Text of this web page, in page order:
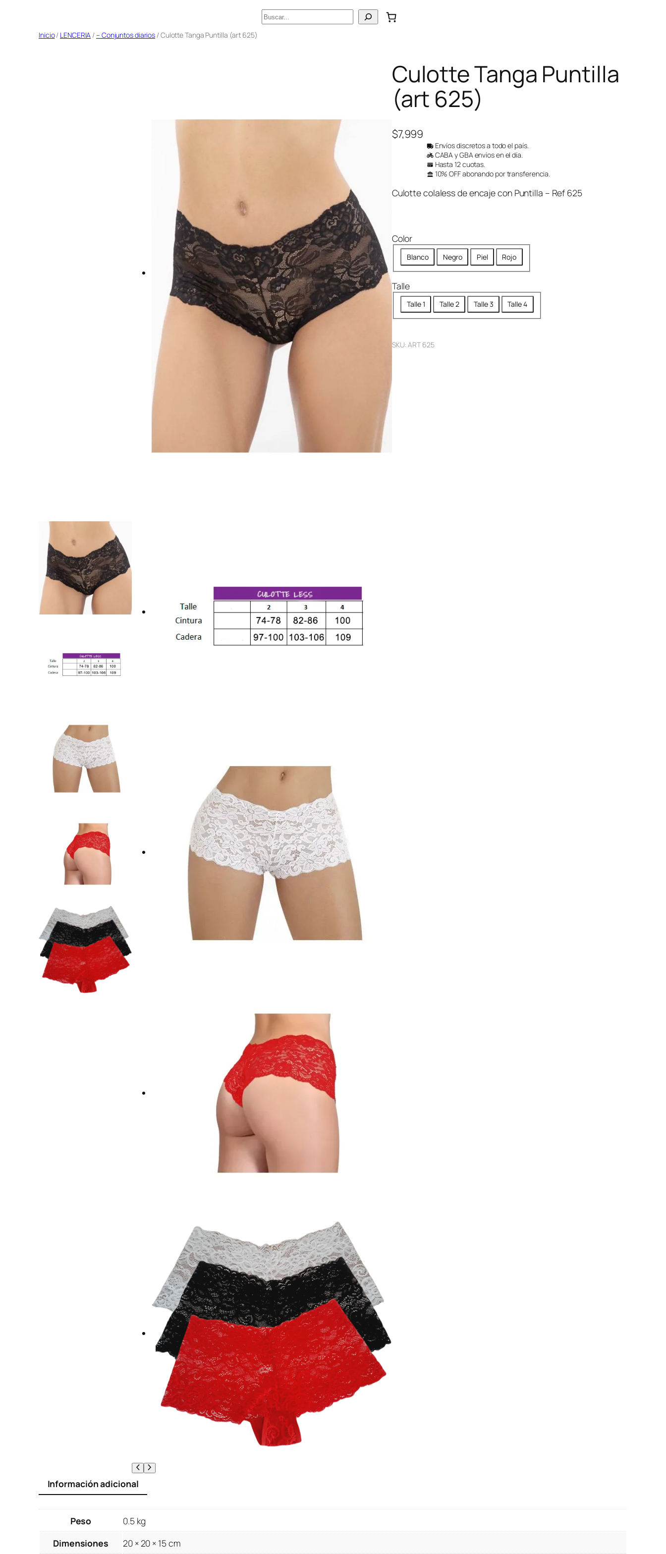
contenido
Buscar
Inicio/ LENCERIA /– Conjuntos diarios / Culotte Tanga Puntilla (art 625)
Culotte Tanga Puntilla
(art 625)
$7,999
Envíos discretos a todo el país.
CABA y GBA envíos en el día.
Hasta 12 cuotas.
10% OFF abonando por transferencia.
Culotte colaless de encaje con Puntilla – Ref 625
Color
Blanco Negro Piel Rojo
Talle
Talle 1 Talle 2 Talle 3 Talle 4
SKU: ART 625
Información adicional
Peso
0.5 kg
Dimensiones
20 × 20 × 15 cm